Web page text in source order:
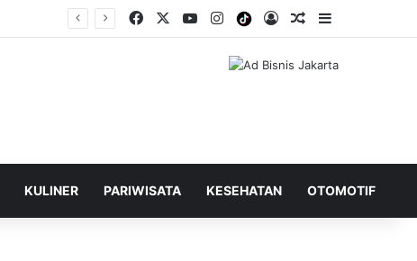
Facebook YouTubeInstagramTiktokLog InShuffle Berita
KULINER PARIWISATA KESEHATAN OTOMOTIF